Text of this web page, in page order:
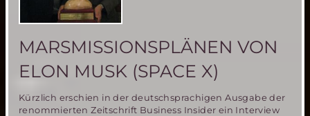
bemannte
Raumfahrt
MARSMISSIONSPLÄNEN VON
ELON MUSK (SPACE X)
Kürzlich erschien in der deutschsprachigen Ausgabe der
renommierten Zeitschrift Business Insider ein Interview